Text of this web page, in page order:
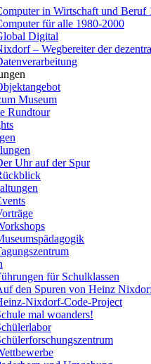
in Wirtschaft und Beruf
für alle 1980-2000
Digital
– Wegbereiter der
Museum
Rundtour
Uhr auf der Spur
für Schulklassen
den Spuren von Heinz
Nixdorf-Code-Project
mal woanders!